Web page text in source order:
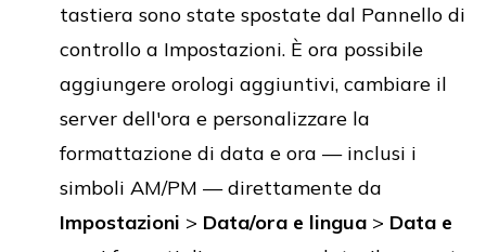
tastiera sono state spostate dal Pannello di
controllo a Impostazioni. È ora possibile
aggiungere orologi aggiuntivi, cambiare il
server dell'ora e personalizzare la
formattazione di data e ora — inclusi i
simboli AM/PM — direttamente da
Impostazioni > Data/ora e lingua > Data e